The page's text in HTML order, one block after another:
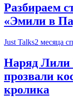
Разбираем
«Эмили в
Just Talks2 месяца
Наряд Лили
прозвали
кролика